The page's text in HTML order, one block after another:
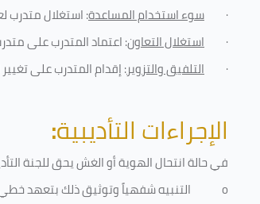
· سوء استخدام المساعدة: استغلال متدرب
· استغلال التعاون: اعتماد المتدرب على
· التلفيق والتزوير: إقدام المتدرب على
الإجراءات التأديبية:
في حالة انتحال الهوية أو الغش يحق للجنة
o
التنبيه شفهياً وتوثيق ذلك بتعهد خطي